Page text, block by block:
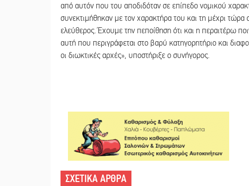
από αυτόν που του αποδιδόταν σε επίπεδο νομικού
συνεκτιμήθηκαν με τον χαρακτήρα του και τη μέχρι
ελεύθερος. Έχουμε την πεποίθηση ότι και η περαιτέρω
αυτή που περιγράφεται στο βαρύ κατηγορητήριο και
οι διωκτικές αρχές», υποστήριξε ο συνήγορος.
ΣΧΕΤΙΚΑ ΑΡΘΡΑ